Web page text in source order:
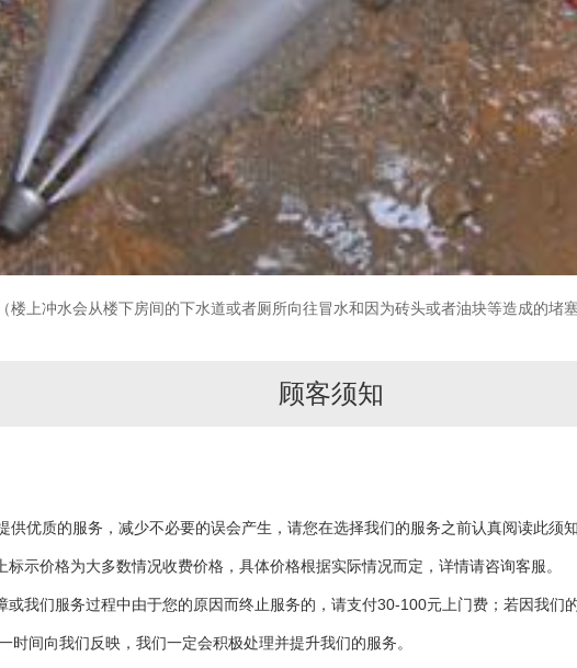
楼上冲水会从楼下房间的下水道或者厕所向往冒水和因为砖头或者油块等造成的堵
顾客须知
供优质的服务，减少不必要的误会产生，请您在选择我们的服务之前认真阅读此须
示价格为大多数情况收费价格，具体价格根据实际情况而定，详情请咨询客服。
我们服务过程中由于您的原因而终止服务的，请支付30-100元上门费；若因我
间向我们反映，我们一定会积极处理并提升我们的服务。